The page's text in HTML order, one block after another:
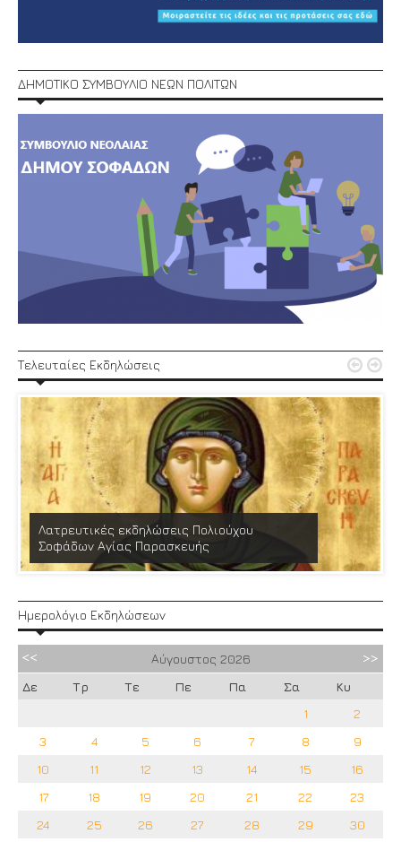
ΔΗΜΟΤΙΚΟ ΣΥΜΒΟΥΛΙΟ ΝΕΩΝ ΠΟΛΙΤΩΝ
Τελευταίες Εκδηλώσεις
Λατρευτικές εκδηλώσεις Πολιούχου
Σοφάδων Αγίας Παρασκευής
 
Ημερολόγιο Εκδηλώσεων
Αύγουστος 2026
Δε
Τρ Τε Πε Πα Σα
Κυ
1
2
3
4 5 6 7 8
9
10
11 12 13 14 15
16
17
18 19 20 21 22
23
24
25 26 27 28 29 30